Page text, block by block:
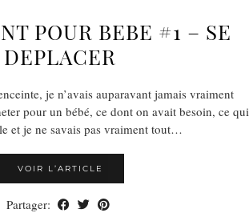
POUR BEBE #1 – SE
DEPLACER
je n’avais auparavant jamais vraiment
pour un bébé, ce dont on avait besoin, ce qui
et je ne savais pas vraiment tout…
VOIR L’ARTICLE
Partager: